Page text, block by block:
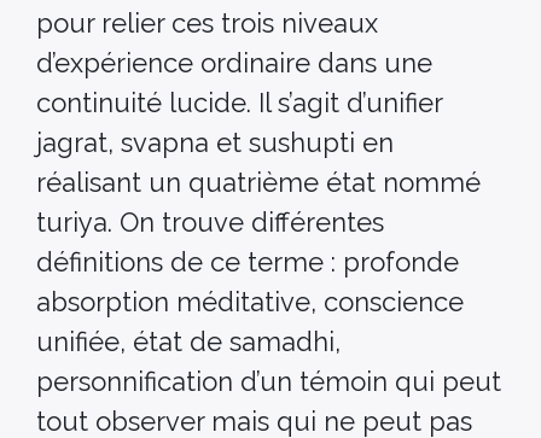
pour relier ces trois niveaux
d’expérience ordinaire dans une
continuité lucide. Il s’agit d’unifier
jagrat, svapna et sushupti en
réalisant un quatrième état nommé
turiya. On trouve différentes
définitions de ce terme : profonde
absorption méditative, conscience
unifiée, état de samadhi,
personnification d’un témoin qui peut
tout observer mais qui ne peut pas